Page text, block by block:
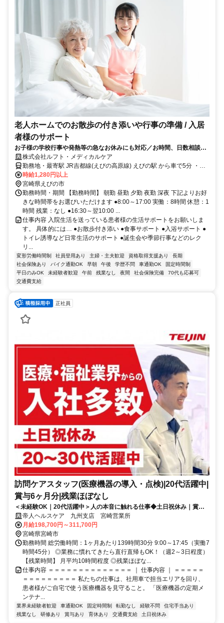
老人ホームでのお散歩の付き添いや行事の準備 / 入居
者様のサポート
お子様の学校行事や発熱等の急なお休みにも対応／お時間、日数相談可
能／未経験・無資格OK
株式会社ルフト・メディカルケア
勤務地・最寄駅 JR吉都線(えびの高原線) えびの駅 から車で5分 ・
車・バイク・自転車通勤OK (※無料駐車場あり)
時給1,280円以上
宮崎県えびの市
勤務時間・期間 【勤務時間】 朝勤 昼勤 夕勤 夜勤 深夜 下記よりお好
きな時間帯をお選びいただけます ●8:00～17:00 実働：8時間 休憩：1
時間 残業：なし ●16:30～翌10:00 ...
仕事内容 入院生活を送っている患者様の生活サポートをお願いしま
す。 具体的には… ●お散歩付き添い ●食事サポート ●入浴サポート ●
トイレ誘導など日常生活のサポート ●誕生会や季節行事などのレク
リ...
変形労働時間制 社員登用あり 主婦・主夫歓迎 資格取得支援あり
長期
社会保険あり
バイク通勤OK 早朝 午後 学歴不問 車通勤OK
固定時間制
平日のみOK
未経験者歓迎 午前 残業なし 夜間 社会保険完備
70代も応募可
交通費支給
正社員
訪問ケアスタッフ(医療機器の導入・点検)|20代活躍中|
賞与6ヶ月分|残業ほぼなし
＜未経験OK｜20代活躍中＞人の本音に触れる仕事◆土日祝休み｜賞与
計6ヶ月分｜残業ほぼなし
帝人ヘルスケア 九州支店 宮崎営業所
月給198,700円～311,700円
宮崎県宮崎市
勤務時間 総労働時間：1ヶ月あたり139時間30分 9:00～17:45（実働7
時間45分） ◎業務に慣れてきたら直行直帰もOK！（週2～3日程度）
【残業時間】 月平均10時間程度 ◎残業ほぼな...
仕事内容 ＝＝＝＝＝＝＝＝＝＝＝＝＝＝ ｜ 仕事内容 ｜ ＝＝＝＝＝
＝＝＝＝＝＝＝＝＝ 私たちの仕事は、社用車で担当エリアを回り、
患者様がご自宅で使う医療機器を見守ること。 「医療機器の定期メ
ンテナ...
業界未経験者歓迎 車通勤OK 固定時間制 転勤なし 経験不問
住宅手当あり
残業なし
研修あり 賞与あり 育休あり 交通費支給 土日祝休み